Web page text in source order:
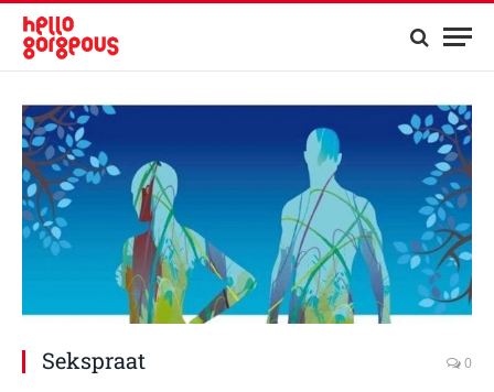
Sekspraat 0